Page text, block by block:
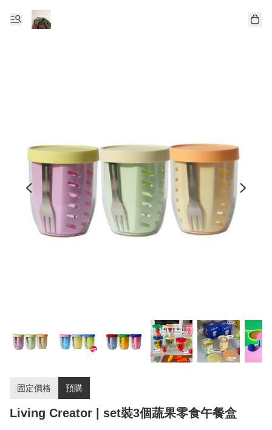
固定價格 預購
Living Creator | set裝3個蔬果零食午餐盒